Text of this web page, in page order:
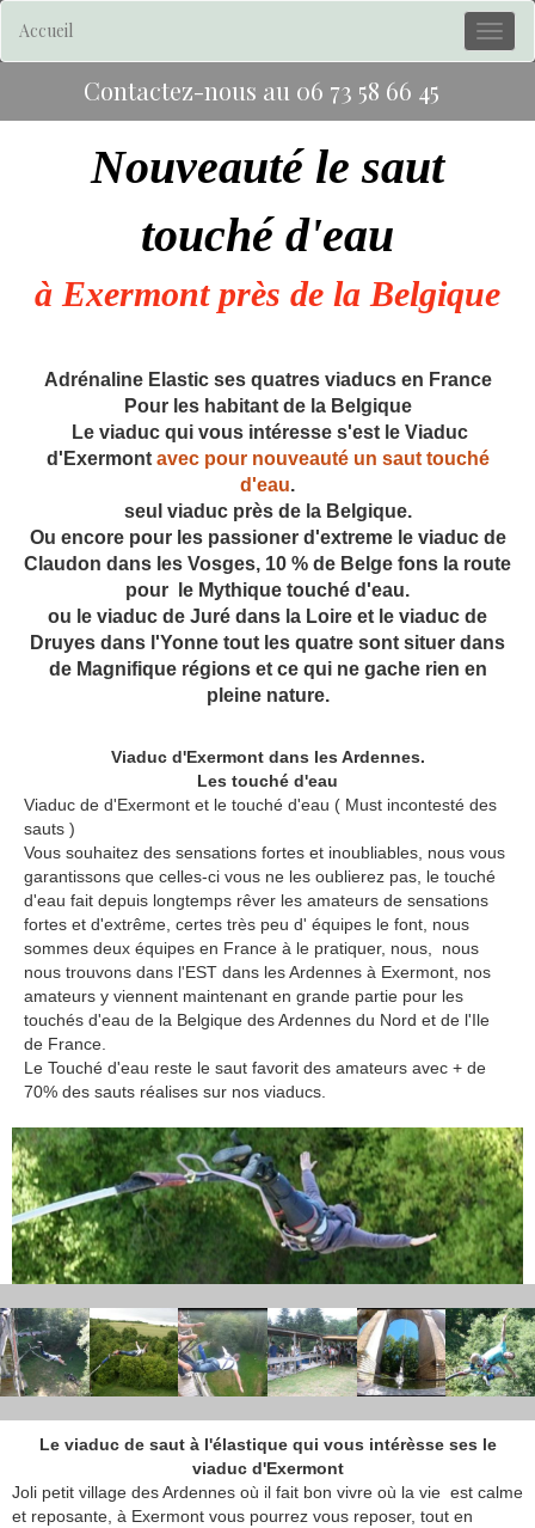
Accueil
Contactez-nous au 06 73 58 66 45
Nouveauté le saut
touché d'eau
à Exermont près de la Belgique
Adrénaline Elastic ses quatres viaducs en France
Pour les habitant de la Belgique
Le viaduc qui vous intéresse s'est le Viaduc
d'Exermont avec pour nouveauté un saut touché
d'eau.
seul viaduc près de la Belgique.
Ou encore pour les passioner d'extreme le viaduc de
Claudon dans les Vosges, 10 % de Belge fons la route
pour le Mythique touché d'eau.
ou le viaduc de Juré dans la Loire et le viaduc de
Druyes dans l'Yonne tout les quatre sont situer dans
de Magnifique régions et ce qui ne gache rien en
pleine nature.
Viaduc d'Exermont dans les Ardennes.
Les touché d'eau
Viaduc de d'Exermont et le touché d'eau ( Must incontesté des
sauts )
Vous souhaitez des sensations fortes et inoubliables, nous vous
garantissons que celles-ci vous ne les oublierez pas, le touché
d'eau fait depuis longtemps rêver les amateurs de sensations
fortes et d'extrême, certes très peu d' équipes le font, nous
sommes deux équipes en France à le pratiquer, nous, nous
nous trouvons dans l'EST dans les Ardennes à Exermont, nos
amateurs y viennent maintenant en grande partie pour les
touchés d'eau de la Belgique des Ardennes du Nord et de l'Ile
de France.
Le Touché d'eau reste le saut favorit des amateurs avec + de
70% des sauts réalises sur nos viaducs.
Le viaduc de saut à l'élastique qui vous intérèsse ses le
viaduc d'Exermont
Joli petit village des Ardennes où il fait bon vivre où la vie est calme
et reposante, à Exermont vous pourrez vous reposer, tout en